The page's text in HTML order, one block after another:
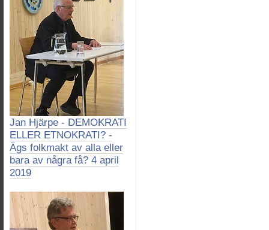
Jan Hjärpe - DEMOKRATI
ELLER ETNOKRATI? -
Ägs folkmakt av alla eller
bara av några få? 4 april
2019